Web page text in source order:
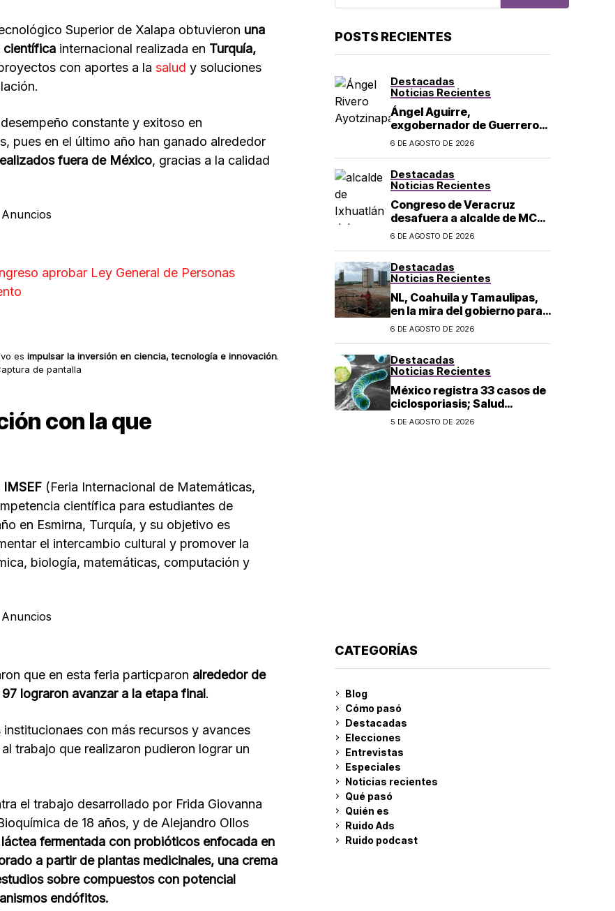
Superior de Xalapa obtuvieron una
científica internacional realizada en Turquía,
con aportes a la salud y soluciones
constante y exitoso en
pues en el último año han ganado alrededor
fuera de México, gracias a la calidad
Anuncios
aprobar Ley General de Personas
es impulsar la inversión en ciencia, tecnología e innovación.
de pantalla
con la que
IMSEF (Feria Internacional de Matemáticas,
científica para estudiantes de
en Esmirna, Turquía, y su objetivo es
el intercambio cultural y promover la
biología, matemáticas, computación y
Anuncios
que en esta feria particparon alrededor de
lograron avanzar a la etapa final.
con más recursos y avances
trabajo que realizaron pudieron lograr un
el trabajo desarrollado por Frida Giovanna
de 18 años, y de Alejandro Ollos
fermentada con probióticos enfocada en
a partir de plantas medicinales, una crema
sobre compuestos con potencial
endófitos.
POSTS RECIENTES
Destacadas
Noticias Recientes
Ángel Aguirre,
exgobernador de Guerrero,
es detenido por caso
los 43 normalistas
6 DE AGOSTO DE 2026
Destacadas
Noticias Recientes
Congreso de Veracruz
desafuera a alcalde de MC
investigado por el asesinato
6 DE AGOSTO DE 2026
Destacadas
Noticias Recientes
NL, Coahuila y Tamaulipas,
en la mira del gobierno para
fracking
6 DE AGOSTO DE 2026
Destacadas
Noticias Recientes
México registra 33 casos de
ciclosporiasis; Salud
mantiene vigilancia
5 DE AGOSTO DE 2026
CATEGORÍAS
Blog
Cómo pasó
Destacadas
Elecciones
Entrevistas
Especiales
Noticias recientes
Qué pasó
Quién es
Ruido Ads
Ruido podcast